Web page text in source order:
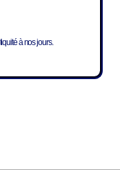
à nos jours.